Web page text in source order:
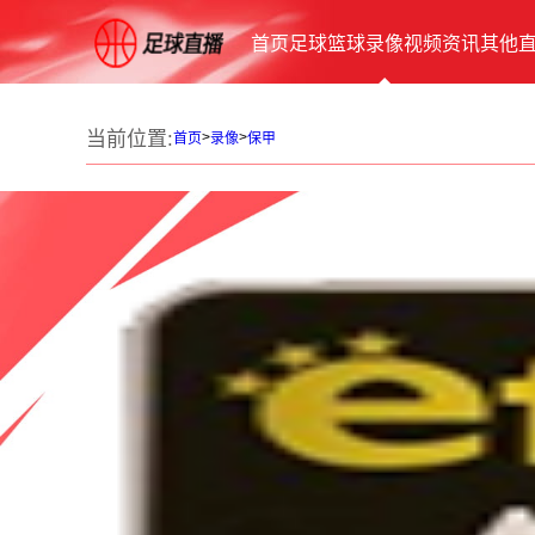
首页足球篮球录像视频资讯其他
当前位置:首页>录像>保甲